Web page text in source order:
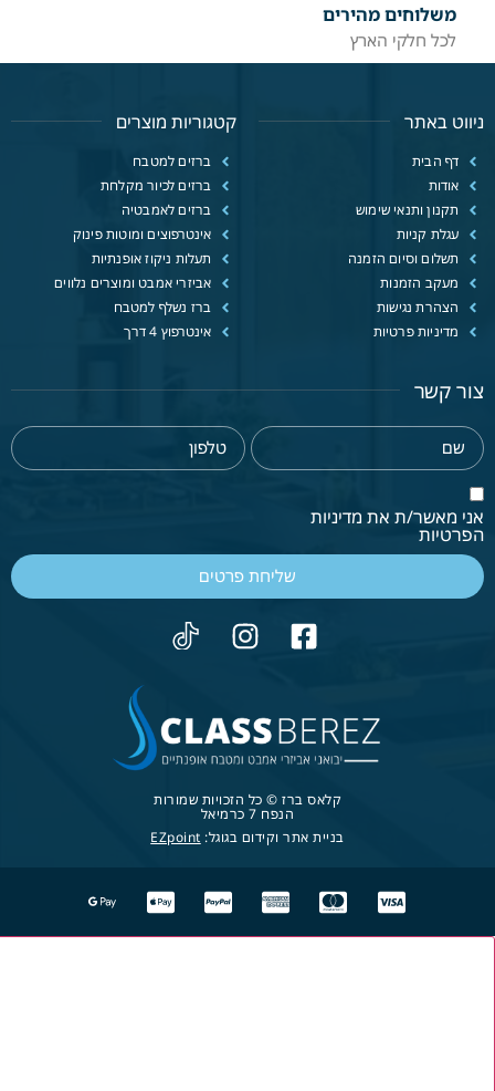
משלוחים מהירים
לכל חלקי הארץ
ניווט באתר
דף הבית
אודות
תקנון ותנאי שימוש
עגלת קניות
תשלום וסיום הזמנה
מעקב הזמנות
הצהרת נגישות
מדיניות פרטיות
קטגוריות מוצרים
ברזים למטבח
ברזים לכיור מקלחת
ברזים לאמבטיה
אינטרפוצים ומוטות פינוק
תעלות ניקוז אופנתיות
אביזרי אמבט ומוצרים נלווים
ברז נשלף למטבח
אינטרפוץ 4 דרך
צור קשר
אני מאשר/ת את מדיניות
הפרטיות
שליחת פרטים
קלאס ברז © כל הזכויות שמורות
הנפח 7 כרמיאל
בניית אתר וקידום בגוגל: EZpoint